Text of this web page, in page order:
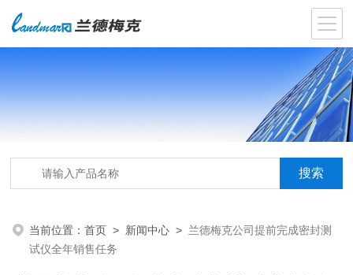
当前位置：首页 > 新闻中心 > 兰德梅克公司提前完成密封测
试仪全年销售任务